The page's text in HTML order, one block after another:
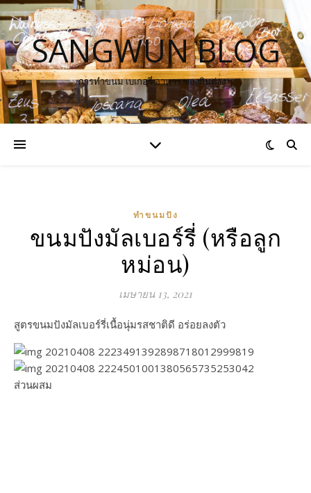
SANGWUN BLOG
การทำขนม เบเกอรี่ อาหาร ของกินต่าง ๆ
ทำขนมปัง
ขนมปังมัลเบอร์รี่ (หรือลูก
หม่อน)
เมษายน 13, 2021
สูตรขนมปังมัลเบอร์รี่เนื้อนุ่มรสชาติดี อร่อยลงตัว
ส่วนผสม